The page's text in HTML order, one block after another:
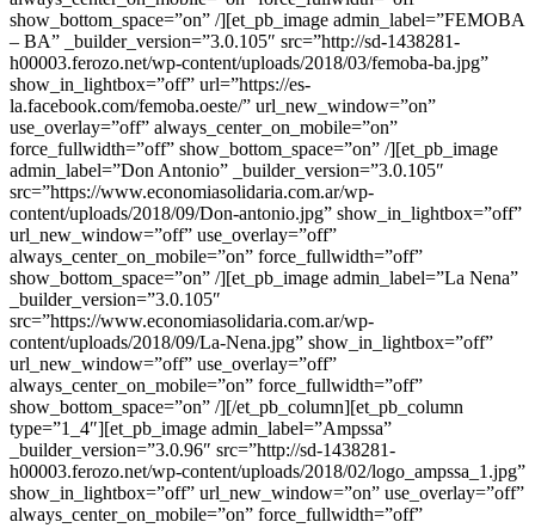
show_bottom_space=”on” /][et_pb_image admin_label=”FEMOBA
– BA” _builder_version=”3.0.105″ src=”http://sd-1438281-
h00003.ferozo.net/wp-content/uploads/2018/03/femoba-ba.jpg”
show_in_lightbox=”off” url=”https://es-
la.facebook.com/femoba.oeste/” url_new_window=”on”
use_overlay=”off” always_center_on_mobile=”on”
force_fullwidth=”off” show_bottom_space=”on” /][et_pb_image
admin_label=”Don Antonio” _builder_version=”3.0.105″
src=”https://www.economiasolidaria.com.ar/wp-
content/uploads/2018/09/Don-antonio.jpg” show_in_lightbox=”off”
url_new_window=”off” use_overlay=”off”
always_center_on_mobile=”on” force_fullwidth=”off”
show_bottom_space=”on” /][et_pb_image admin_label=”La Nena”
_builder_version=”3.0.105″
src=”https://www.economiasolidaria.com.ar/wp-
content/uploads/2018/09/La-Nena.jpg” show_in_lightbox=”off”
url_new_window=”off” use_overlay=”off”
always_center_on_mobile=”on” force_fullwidth=”off”
show_bottom_space=”on” /][/et_pb_column][et_pb_column
type=”1_4″][et_pb_image admin_label=”Ampssa”
_builder_version=”3.0.96″ src=”http://sd-1438281-
h00003.ferozo.net/wp-content/uploads/2018/02/logo_ampssa_1.jpg”
show_in_lightbox=”off” url_new_window=”on” use_overlay=”off”
always_center_on_mobile=”on” force_fullwidth=”off”